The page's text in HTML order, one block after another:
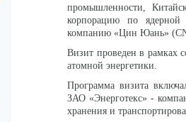
промышленности,
корпорацию по ядерной
компанию «Цин Юань»
Визит проведен в рамках
атомной энергетики.
Программа визита
ЗАО «Энерготекс» -
хранения и